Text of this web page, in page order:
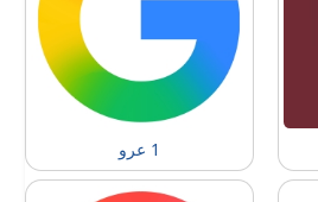
1 عرو